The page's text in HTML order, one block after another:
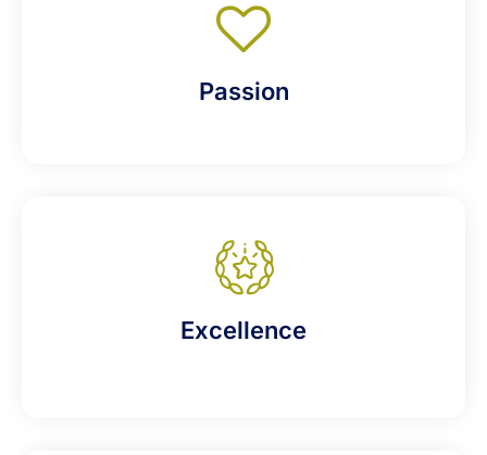
Passion
Excellence